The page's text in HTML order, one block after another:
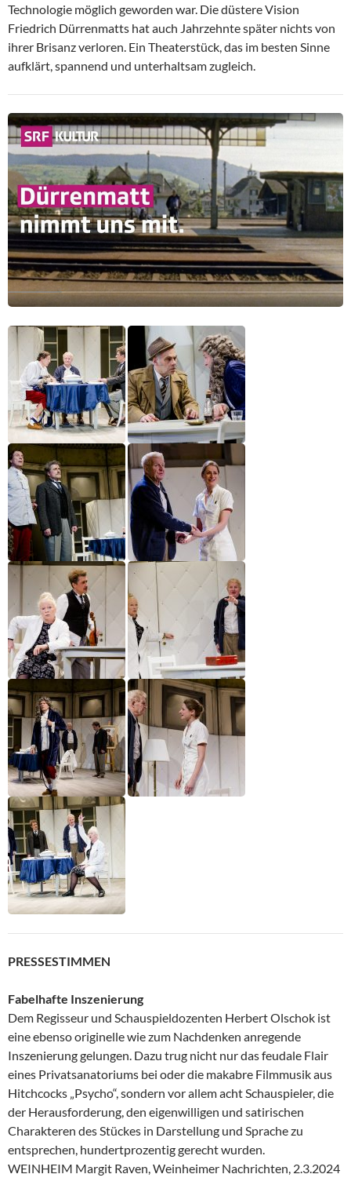
Technologie möglich geworden war. Die düstere Vision
Friedrich Dürrenmatts hat auch Jahrzehnte später nichts von
ihrer Brisanz verloren. Ein Theaterstück, das im besten Sinne
aufklärt, spannend und unterhaltsam zugleich.
PRESSESTIMMEN
Fabelhafte Inszenierung
Dem Regisseur und Schauspieldozenten Herbert Olschok ist
eine ebenso originelle wie zum Nachdenken anregende
Inszenierung gelungen. Dazu trug nicht nur das feudale Flair
eines Privatsanatoriums bei oder die makabre Filmmusik aus
Hitchcocks „Psycho“, sondern vor allem acht Schauspieler, die
der Herausforderung, den eigenwilligen und satirischen
Charakteren des Stückes in Darstellung und Sprache zu
entsprechen, hundertprozentig gerecht wurden.
WEINHEIM Margit Raven, Weinheimer Nachrichten, 2.3.2024